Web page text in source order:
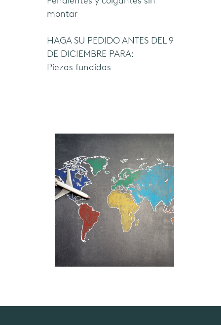
español (ES)
montar
HAGA SU PEDIDO ANTES DEL 9
DE DICIEMBRE PARA:
Piezas fundidas